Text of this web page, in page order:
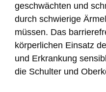
geschwächten und
durch schwierige
müssen. Das
körperlichen Einsatz
und Erkrankung
die Schulter und